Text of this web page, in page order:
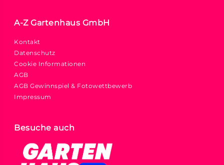
A-Z Gartenhaus GmbH
Kontakt
Datenschutz
Cookie Informationen
AGB
AGB Gewinnspiel & Fotowettbewerb
Impressum
Besuche auch